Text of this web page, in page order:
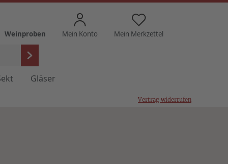
Weinproben Mein Konto Mein Merkzettel
Gläser
Vertrag widerrufen